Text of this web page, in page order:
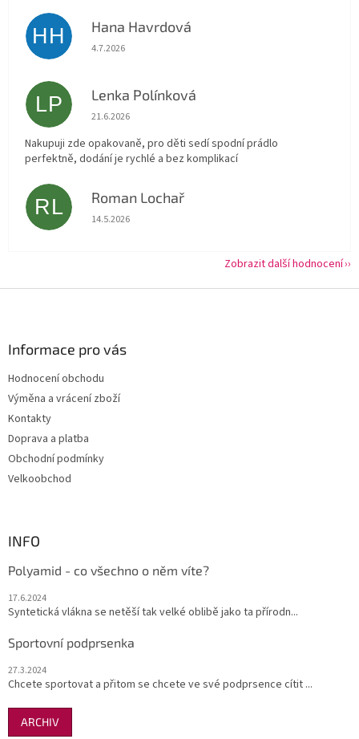
HH Hana Havrdová
Hodnocení obchodu je 5 z 5 hvězdiček.
4.7.2026
LP Lenka Polínková
Hodnocení obchodu je 5 z 5 hvězdiček.
21.6.2026
Nakupuji zde opakovaně, pro děti sedí spodní prádlo
perfektně, dodání je rychlé a bez komplikací
RL Roman Lochař
Hodnocení obchodu je 5 z 5 hvězdiček.
14.5.2026
Zobrazit další hodnocení
Informace pro vás
Hodnocení obchodu
Výměna a vrácení zboží
Kontakty
Doprava a platba
Obchodní podmínky
Velkoobchod
INFO
Polyamid - co všechno o něm víte?
17.6.2024
Syntetická vlákna se netěší tak velké oblibě jako ta přírodn...
Sportovní podprsenka
27.3.2024
Chcete sportovat a přitom se chcete ve své podprsence cítit ...
ARCHIV